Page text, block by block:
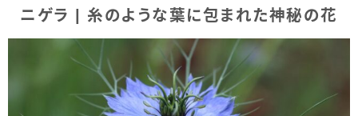
園芸分類
花木・庭木
球根植物
ニゲラ | 糸のような葉に包まれた神秘の花